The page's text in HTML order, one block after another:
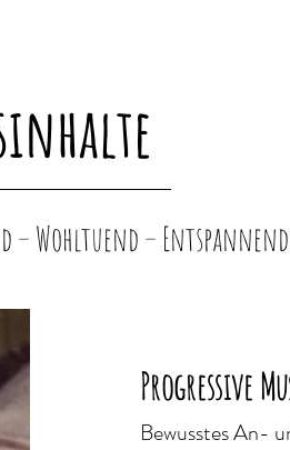
– Wohltuend – Entspannend
Progressive
Bewusstes An-